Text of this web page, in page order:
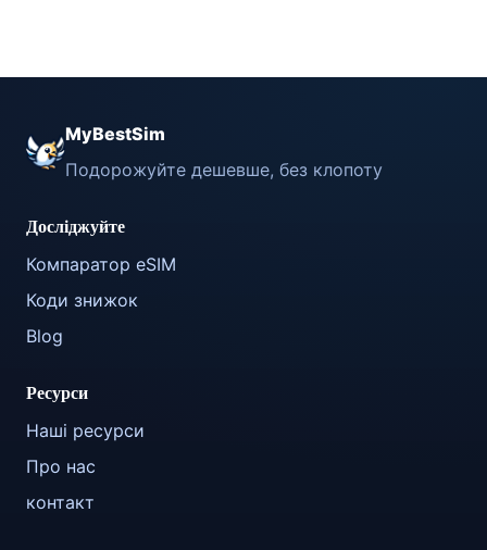
MyBestSim
Подорожуйте дешевше, без клопоту
Досліджуйте
Компаратор eSIM
Коди знижок
Blog
Ресурси
Наші ресурси
Про нас
контакт